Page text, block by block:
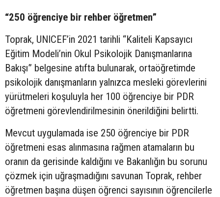
“250 öğrenciye bir rehber öğretmen”
Toprak, UNICEF’in 2021 tarihli “Kaliteli Kapsayıcı
Eğitim Modeli’nin Okul Psikolojik Danışmanlarına
Bakışı” belgesine atıfta bulunarak, ortaöğretimde
psikolojik danışmanların yalnızca mesleki görevlerini
yürütmeleri koşuluyla her 100 öğrenciye bir PDR
öğretmeni görevlendirilmesinin önerildiğini belirtti.
Mevcut uygulamada ise 250 öğrenciye bir PDR
öğretmeni esas alınmasına rağmen atamaların bu
oranın da gerisinde kaldığını ve Bakanlığın bu sorunu
çözmek için uğraşmadığını savunan Toprak, rehber
öğretmen başına düşen öğrenci sayısının öğrencilerle